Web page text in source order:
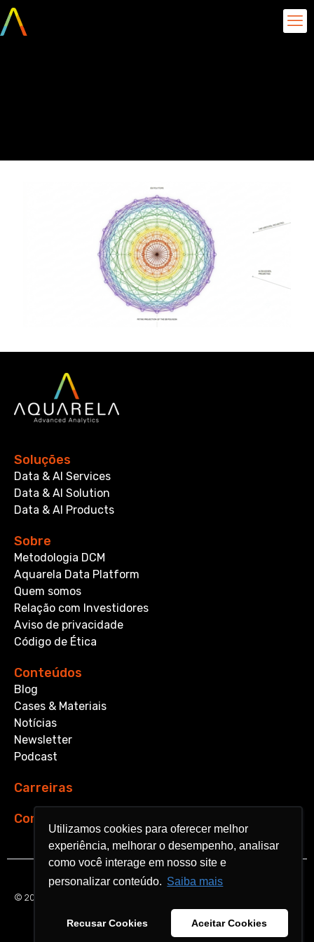
Utilizamos cookies para oferecer melhor
experiência, melhorar o desempenho, analisar
como você interage em nosso site e
personalizar conteúdo. Saiba mais
Recusar Cookies Aceitar Cookies
Utilizamos cookies para oferecer melhor
experiência, melhorar o desempenho, analisar
como você interage em nosso site e
personalizar conteúdo. Saiba mais
Recusar Cookies Aceitar Cookies
Soluções
Data & AI Services
Data & AI Solution
Data & AI Products
Sobre
Metodologia DCM
Aquarela Data Platform
Quem somos
Relação com Investidores
Aviso de privacidade
Código de Ética
Conteúdos
Blog
Cases & Materiais
Notícias
Newsletter
Podcast
Carreiras
Contato
© 2026 Aquarela Analytics. All rights reserved.